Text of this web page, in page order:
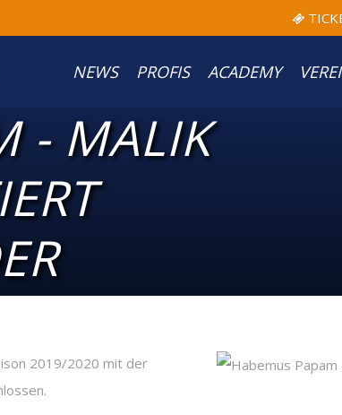
NEWS PROFIS ACADEMY
- MALIK
2019/2020 mit der